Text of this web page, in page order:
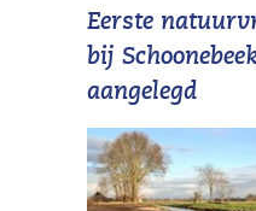
Eerste
bij
aangelegd